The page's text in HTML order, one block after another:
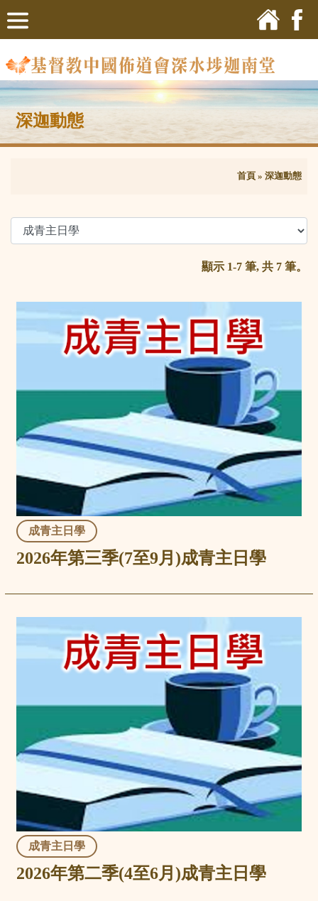
深迦動態
首頁 » 深迦動態
顯示 1-7 筆, 共 7 筆。
成青主日學
2026年第三季(7至9月)成青主日學
成青主日學
2026年第二季(4至6月)成青主日學